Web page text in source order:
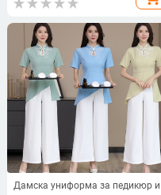
за красота
Дамска униформа за педикюр и